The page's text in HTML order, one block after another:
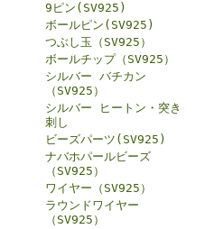
9ピン(SV925)
ボールピン(SV925)
つぶし玉（SV925）
ボールチップ（SV925）
シルバー バチカン
（SV925）
シルバー ヒートン・突き
刺し
ビーズパーツ(SV925)
ナバホパールビーズ
（SV925）
ワイヤー（SV925）
ラウンドワイヤー
（SV925）